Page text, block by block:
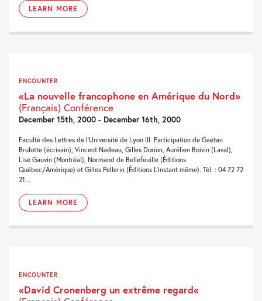
LEARN MORE
ENCOUNTER
«La nouvelle francophone en Amérique du Nord»
(Français) Conférence
December 15th, 2000 - December 16th, 2000
Faculté des Lettres de l'Université de Lyon III. Participation de Gaétan
Brulotte (écrivain), Vincent Nadeau, Gilles Dorion, Aurélien Boivin (Laval),
Lise Gauvin (Montréal), Normand de Bellefeuille (Éditions
Québec/Amérique) et Gilles Pellerin (Éditions L'instant même). Tél. : 04 72 72
21...
LEARN MORE
ENCOUNTER
«David Cronenberg un extrême regard«